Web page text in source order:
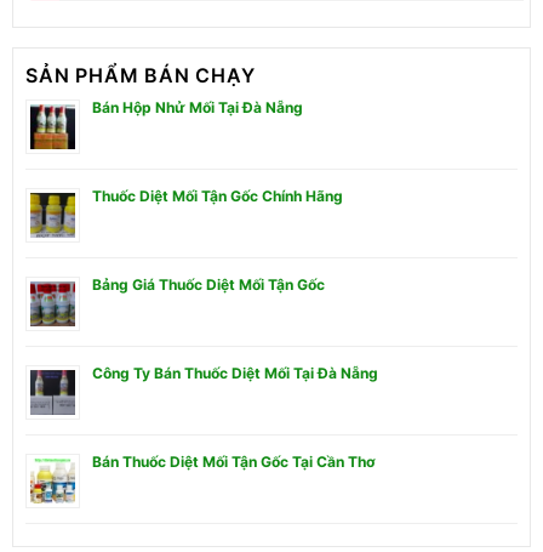
SẢN PHẨM BÁN CHẠY
Bán Hộp Nhử Mối Tại Đà Nẵng
Thuốc Diệt Mối Tận Gốc Chính Hãng
Bảng Giá Thuốc Diệt Mối Tận Gốc
Công Ty Bán Thuốc Diệt Mối Tại Đà Nẵng
Bán Thuốc Diệt Mối Tận Gốc Tại Cần Thơ